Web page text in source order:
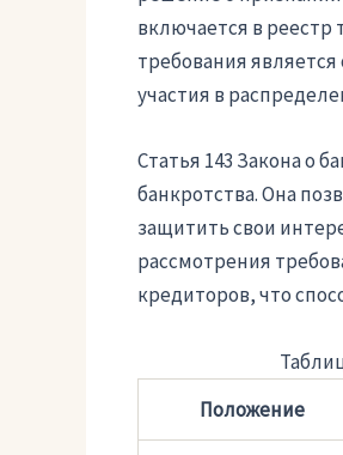
включается в реестр
требования
участия в
Статья 143 Закона о
банкротства. Она
защитить свои
рассмотрения
кредиторов, что
Положение